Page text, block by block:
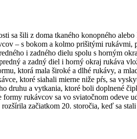
sa šili z doma tkaného konopného
– s bokom a kolmo prišitými rukávmi,
i zadného dielu spolu s horným
a zadný diel i horný okraj rukáva
ktorá mala široké a dlhé rukávy, a
ktoré siahali mierne niže pŕs, sa
druhu a vytkania, ktoré boli doplnené
rukávcov sa vo sviatočnom odeve
začiatkom 20. storočia, keď sa